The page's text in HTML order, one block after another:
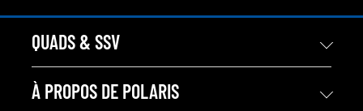
QUADS & SSV
À PROPOS DE POLARIS